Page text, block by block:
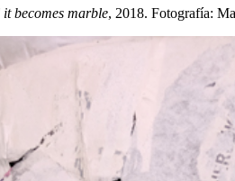
becomes marble, 2018. Fotografía: